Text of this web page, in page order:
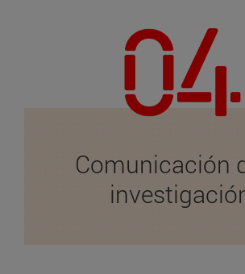
Comunicación